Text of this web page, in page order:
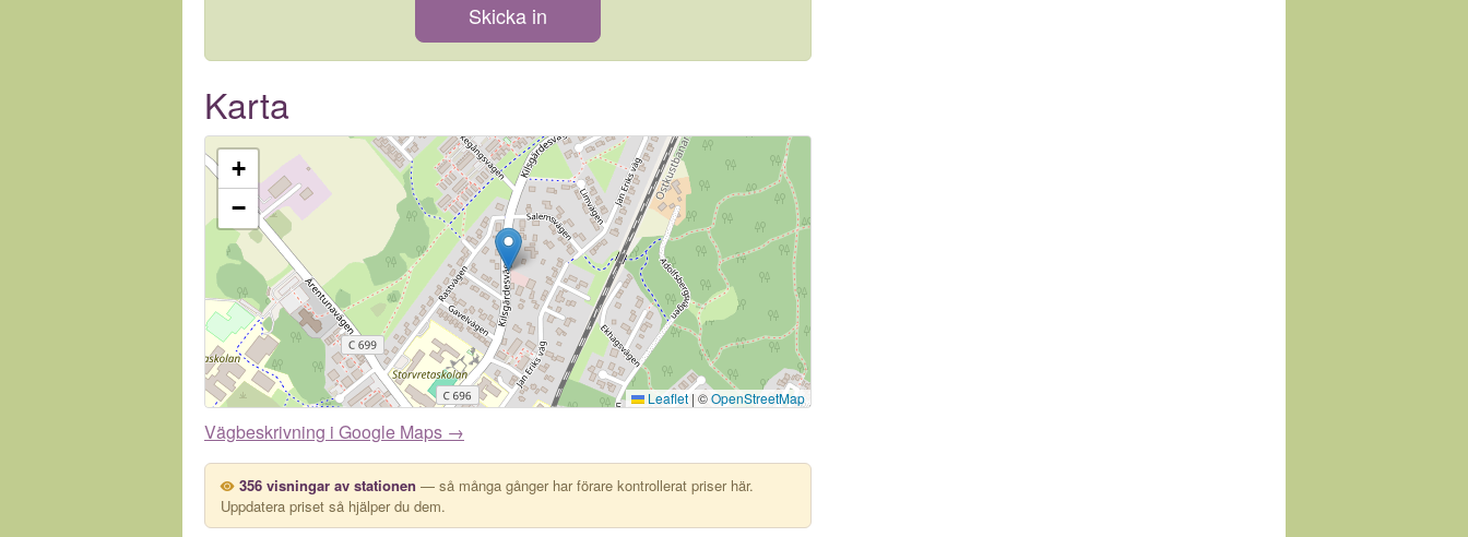
Skicka in
Karta
+
−
Leaflet | ©OpenStreetMap
Vägbeskrivning i Google Maps →
356 visningar av stationen — så många gånger har förare kontrollerat priser här.
Uppdatera priset så hjälper du dem.